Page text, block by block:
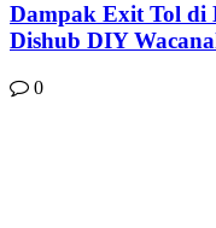
Dampak Exit Tol di
Dishub DIY
0